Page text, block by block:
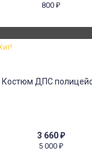
800₽
3 660₽
5 000₽